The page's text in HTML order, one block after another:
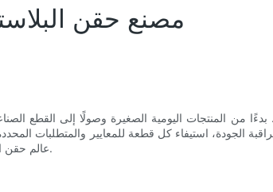
مصنع حقن
من المنتجات اليومية الصغيرة وصولًا إلى القطع
الجودة، استيفاء كل قطعة للمعايير والمتطلبات
عالم حقن البلاستيك ونستكشف أهمية أنظمة مراقبة الجودة في بيئة التصنيع.